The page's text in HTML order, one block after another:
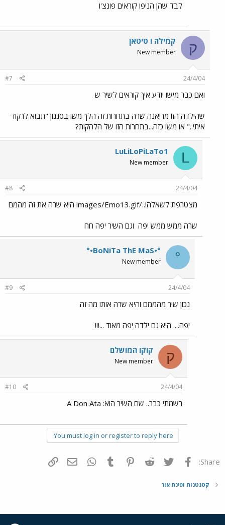
לבד שהן הניפו קוראים פונצ'ו
ק קמילה ו טיטאן
New member
24/4/04
#7
ואם כבר מישו יודע איך קוראים לשיר ש
שהילדה הזו מריאנה שרה בתחרות זה הלך משו בסגנון "תבוא לרקוד
איתי.." או משו כזה...בתחרות הזו של הלהקות?
L
LuLiLoPiLaTo1
New member
24/4/04
#8
מצטרפת לשאלה!../images/Emo13.gif היא שרה את זה מהמם
שרה ממש ממש יפה וגם השיר יפה חח
°
°•BoNiTa ThE MaS•°
New member
24/4/04
#9
נכון שיר מהממם והיא שרה אותו מה זה
יפה.... היא גם ילדה יפה מאוד ...!!!
ק קוקו המושלם
New member
24/4/04
#10
רשמתי כבר.. שם השיר הוא: A Don Ata
You must log in or register to reply here.
Share: פייסבוק Twitter
Reddit
Pinterest
Tumblr
WhatsAppדואר אלקטרוני
קטנטנות ופינת אור